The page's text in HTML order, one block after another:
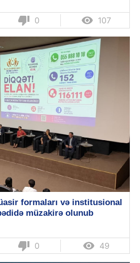
thumb_down 0  107
formaları və institusional
müzakirə olunub
thumb_down 0  49